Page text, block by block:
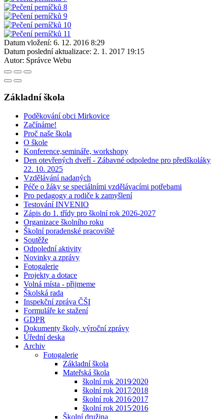
Datum vložení: 6. 12. 2016 8:29
Datum poslední aktualizace: 2. 1. 2017 19:15
Autor: Správce Webu
Základní škola
Poděkování obci Mirkovice
Začínáme!
Proč naše škola
O škole
Konference,semináře, workshopy
Den otevřených dveří - Zábavné odpoledne pro předškoláky
22. 10. 2025
Vzdělávání nadaných
Péče o žáky se speciálními vzdělávacími potřebami
Pro pedagogy a rodiče k zamyšlení
Testování INVENIO
Zápis do 1. třídy pro školní rok 2026-2027
Organizace školního roku
Školní poradenské pracoviště
Soutěže
Odpolední aktivity
Novinky a zprávy
Fotogalerie
Projekty a dotace
Volná místa - přijmeme
Školská rada
Inspekční zpráva ČŠI
Formuláře ke stažení
GDPR
Dokumenty školy, výroční zprávy
Úřední deska
Archiv
Fotogalerie
Základní škola
Mateřská škola
školní rok 2019⁄2020
školní rok 2017⁄2018
školní rok 2016⁄2017
školní rok 2015⁄2016
Školní družina